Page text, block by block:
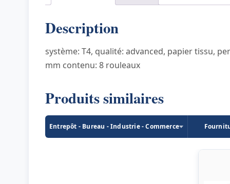
Description
système: T4, qualité: advanced, papier tissu,
mm contenu: 8 rouleaux
Produits similaires
Entrepôt - Bureau - Industrie - Commerce